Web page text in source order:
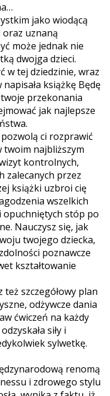
jako wiodącą
oraz uznaną
może jednak nie
dwojga dzieci.
w tej dziedzinie, wraz
książkę Będę
przekonania
jak najlepsze
ci rozprawić
twoim najbliższym
kontrolnych,
zalecanych przez
książki uzbroi cię
wszelkich
opuchniętych stóp po
Nauczysz się, jak
twojego dziecka,
poznawcze
kształtowanie
też szczegółowy plan
odżywcze dania
ćwiczeń na każdy
siły i
sylwetkę.
renomą
i zdrowego stylu